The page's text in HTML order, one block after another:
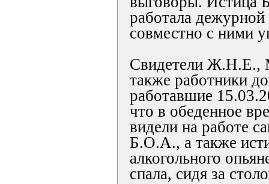
работала
совместно с ними
Свидетели
также работники
работавшие
что в обеденное
видели на работе
Б.О.А., а также
алкогольного
спала, сидя за